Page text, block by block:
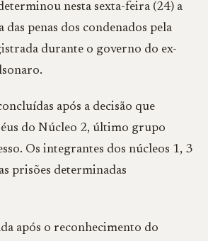
nesta sexta-feira (24) a
das penas dos condenados pela
durante o governo do ex-
.
após a decisão que
do Núcleo 2, último grupo
Os integrantes dos núcleos 1, 3
prisões determinadas
após o reconhecimento do